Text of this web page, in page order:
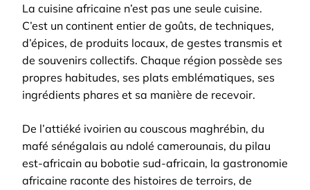
La cuisine africaine n’est pas une seule cuisine.
C’est un continent entier de goûts, de techniques,
d’épices, de produits locaux, de gestes transmis et
de souvenirs collectifs. Chaque région possède ses
propres habitudes, ses plats emblématiques, ses
ingrédients phares et sa manière de recevoir.
De l’attiéké ivoirien au couscous maghrébin, du
mafé sénégalais au ndolé camerounais, du pilau
est-africain au bobotie sud-africain, la gastronomie
africaine raconte des histoires de terroirs, de